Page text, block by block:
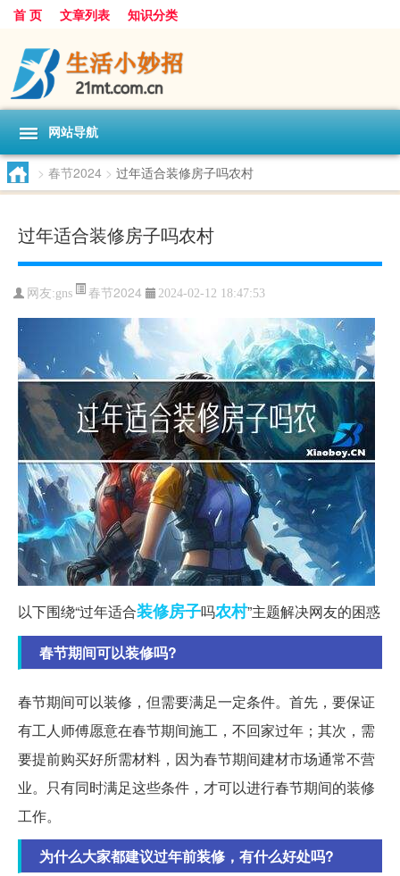
首 页 文章列表 知识分类
网站导航
> 春节2024 > 过年适合装修房子吗农村
过年适合装修房子吗农村
网友:gns 春节2024 2024-02-12 18:47:53
以下围绕“过年适合装修房子吗农村”主题解决网友的困惑
春节期间可以装修吗?
春节期间可以装修，但需要满足一定条件。首先，要保证
有工人师傅愿意在春节期间施工，不回家过年；其次，需
要提前购买好所需材料，因为春节期间建材市场通常不营
业。只有同时满足这些条件，才可以进行春节期间的装修
工作。
为什么大家都建议过年前装修，有什么好处吗?